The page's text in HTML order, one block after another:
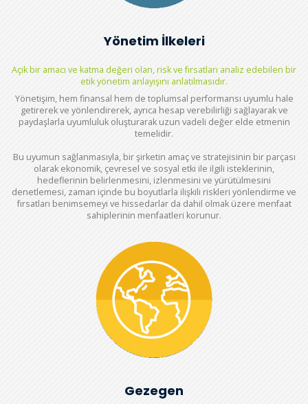
Yönetim İlkeleri
Açık bir amacı ve katma değeri olan, risk ve fırsatları analiz edebilen bir
etik yönetim anlayışını anlatılmasıdır.
Yönetişim, hem finansal hem de toplumsal performansı uyumlu hale
getirerek ve yönlendirerek, ayrıca hesap verebilirliği sağlayarak ve
paydaşlarla uyumluluk oluşturarak uzun vadeli değer elde etmenin
temelidir.
Bu uyumun sağlanmasıyla, bir şirketin amaç ve stratejisinin bir parçası
olarak ekonomik, çevresel ve sosyal etki ile ilgili isteklerinin,
hedeflerinin belirlenmesini, izlenmesini ve yürütülmesini
denetlemesi, zaman içinde bu boyutlarla ilişkili riskleri yönlendirme ve
fırsatları benimsemeyi ve hissedarlar da dahil olmak üzere menfaat
sahiplerinin menfaatleri korunur.
Gezegen